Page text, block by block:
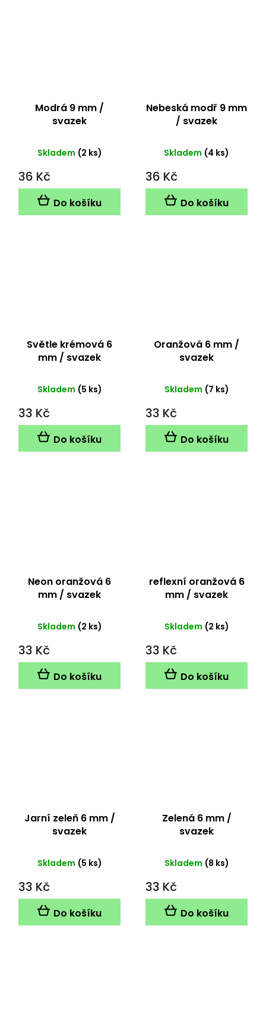
Modrá 9 mm /
svazek
Skladem (2 ks)
36 Kč
Do košíku
Nebeská modř 9 mm
/ svazek
Skladem (4 ks)
36 Kč
Do košíku
Světle krémová 6
mm / svazek
Skladem (5 ks)
33 Kč
Do košíku
Oranžová 6 mm /
svazek
Skladem (7 ks)
33 Kč
Do košíku
Neon oranžová 6
mm / svazek
Skladem (2 ks)
33 Kč
Do košíku
reflexní oranžová 6
mm / svazek
Skladem (2 ks)
33 Kč
Do košíku
Jarní zeleň 6 mm /
svazek
Skladem (5 ks)
33 Kč
Do košíku
Zelená 6 mm /
svazek
Skladem (8 ks)
33 Kč
Do košíku